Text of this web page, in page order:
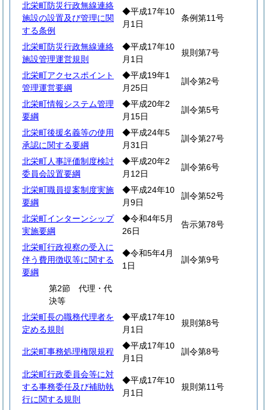
北栄町防災行政無線連絡
施設の設置及び管理に関
する条例
◆平成17年10
月1日
条例第11号
北栄町防災行政無線連絡
施設管理運営規則
◆平成17年10
月1日
規則第7号
北栄町アクセスポイント
管理運営要綱
◆平成19年1
月25日
訓令第2号
北栄町情報システム管理
要綱
◆平成20年2
月15日
訓令第5号
北栄町後援名義等の使用
承認に関する要綱
◆平成24年5
月31日
訓令第27号
北栄町人事評価制度検討
委員会設置要綱
◆平成20年2
月12日
訓令第6号
北栄町職員提案制度実施
要綱
◆平成24年10
月9日
訓令第52号
北栄町インターンシップ
実施要綱
◆令和4年5月
26日
告示第78号
北栄町行政視察の受入に
伴う費用徴収等に関する
要綱
◆令和5年4月
1日
訓令第9号
第2節 代理・代
決等
北栄町長の職務代理者を
定める規則
◆平成17年10
月1日
規則第8号
北栄町事務処理権限規程
◆平成17年10
月1日
訓令第8号
北栄町行政委員会等に対
する事務委任及び補助執
行に関する規則
◆平成17年10
月1日
規則第11号